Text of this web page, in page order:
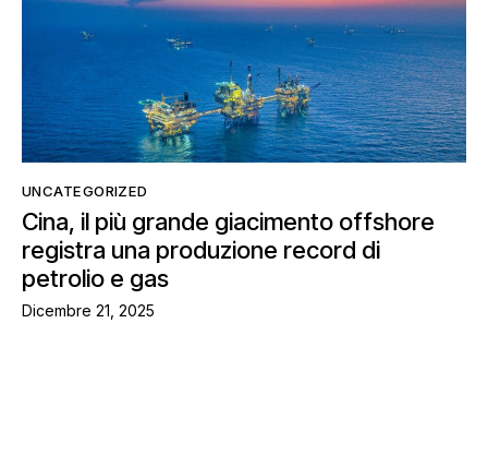
UNCATEGORIZED
Cina, il più grande giacimento offshore
registra una produzione record di
petrolio e gas
Dicembre 21, 2025